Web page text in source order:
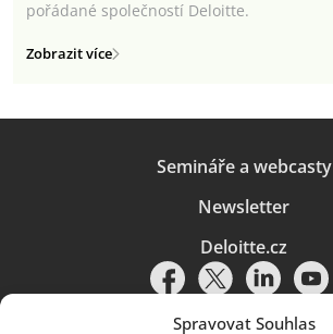
Spravovat Souhlas
pořádané společností Deloitte.
Zobrazit více
Semináře a webcasty
Newsletter
Deloitte.cz